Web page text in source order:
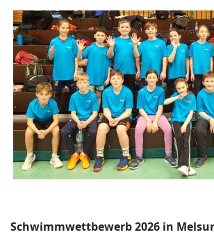
Schwimmwettbewerb 2026 in